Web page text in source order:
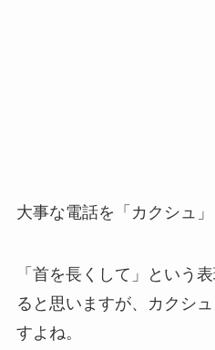
大事な電話を「カクシュ」
「首を長くして」という
ると思いますが、カクシ
すよね。